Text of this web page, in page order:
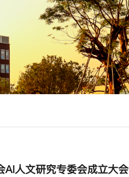
人文研究专委会成立大会